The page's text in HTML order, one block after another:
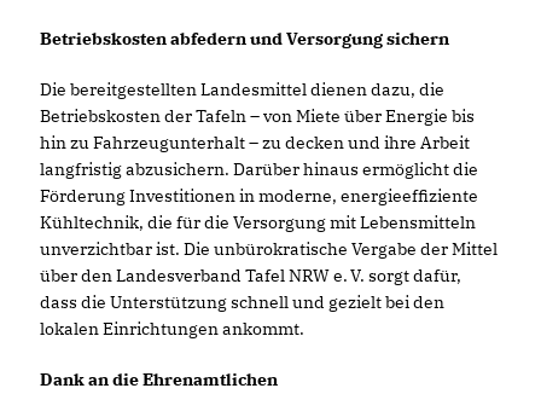
Betriebskosten abfedern und Versorgung sichern
Die bereitgestellten Landesmittel dienen dazu, die
Betriebskosten der Tafeln – von Miete über Energie bis
hin zu Fahrzeugunterhalt – zu decken und ihre Arbeit
langfristig abzusichern. Darüber hinaus ermöglicht die
Förderung Investitionen in moderne, energieeffiziente
Kühltechnik, die für die Versorgung mit Lebensmitteln
unverzichtbar ist. Die unbürokratische Vergabe der Mittel
über den Landesverband Tafel NRW e. V. sorgt dafür,
dass die Unterstützung schnell und gezielt bei den
lokalen Einrichtungen ankommt.
Dank an die Ehrenamtlichen